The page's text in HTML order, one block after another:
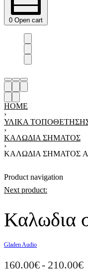
0 Open cart
HOME
›
ΥΛΙΚΑ
›
ΚΑΛΏΔΙΑ ΣΉΜΑΤΟΣ
›
ΚΑΛΩΔΙΑ ΣΗΜΑΤΟΣ
Product navigation
Next product:
Καλωδια
Gladen Audio
160.00€ 210.00€